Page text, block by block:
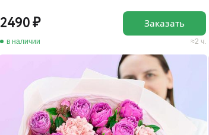
2490
в наличии 2 ч.
Заказать